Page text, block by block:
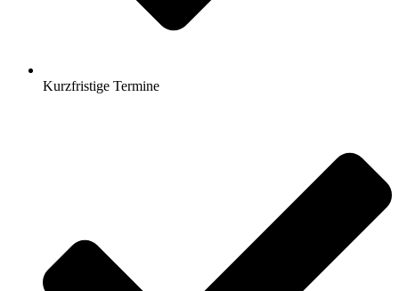
Kurzfristige Termine